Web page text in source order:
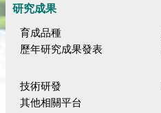
研究成果
育成品種
歷年研究成果發表
技術研發
其他相關平台